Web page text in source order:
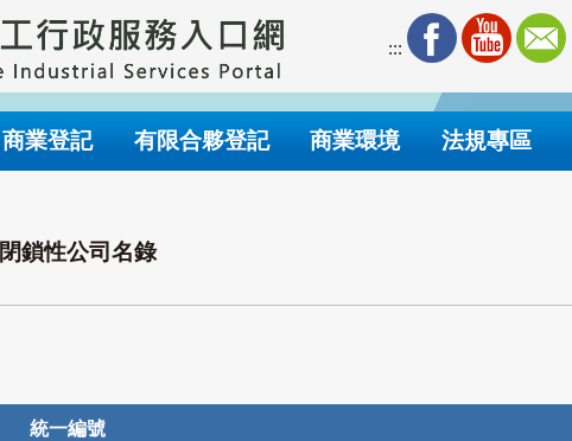
:::
商業登記 有限合夥登記 商業環境 法規專區
閉鎖性公司名錄
統一編號